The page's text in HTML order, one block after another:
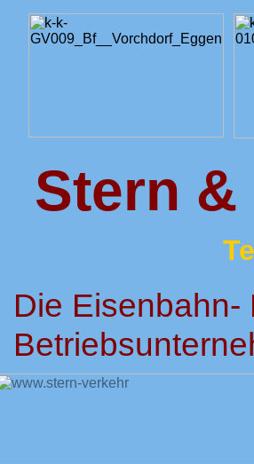
Stern
Die Eisenbahn-